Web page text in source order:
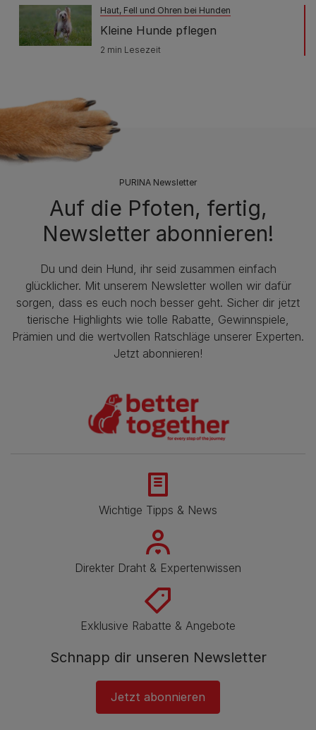
Haut, Fell und Ohren bei Hunden
Kleine Hunde pflegen
2 min Lesezeit
PURINA Newsletter
Auf die Pfoten, fertig,
Newsletter abonnieren!
Du und dein Hund, ihr seid zusammen einfach
glücklicher. Mit unserem Newsletter wollen wir dafür
sorgen, dass es euch noch besser geht. Sicher dir jetzt
tierische Highlights wie tolle Rabatte, Gewinnspiele,
Prämien und die wertvollen Ratschläge unserer Experten.
Jetzt abonnieren!
Wichtige Tipps & News
Direkter Draht & Expertenwissen
Exklusive Rabatte & Angebote
Schnapp dir unseren Newsletter
Jetzt abonnieren